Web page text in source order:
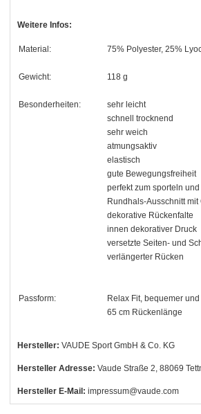
Weitere Infos:
Material: 75% Polyester, 25%
Gewicht: 118 g
Besonderheiten:
sehr leicht
schnell trocknend
sehr weich
atmungsaktiv
elastisch
gute Bewegungsfreiheit
perfekt zum sporteln
Rundhals-Ausschnitt mit
dekorative Rückenfalte
innen dekorativer Druck
versetzte Seiten- und
verlängerter Rücken
Passform:
Relax Fit, bequemer
65 cm Rückenlänge
Hersteller: VAUDE Sport GmbH & Co. KG
Hersteller Adresse: Vaude Straße 2, 88069
Hersteller E-Mail: impressum@vaude.com